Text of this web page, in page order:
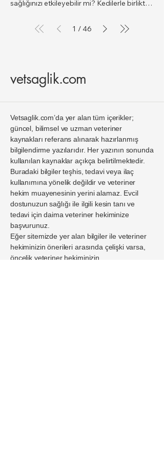
1 /46
vetsaglik.com
Vetsaglik.com’da yer alan tüm içerikler;
güncel, bilimsel ve uzman veteriner
kaynakları referans alınarak hazırlanmış
bilgilendirme yazılarıdır. Her yazının sonunda
kullanılan kaynaklar açıkça belirtilmektedir.
Buradaki bilgiler teşhis, tedavi veya ilaç
kullanımına yönelik değildir ve veteriner
hekim muayenesinin yerini alamaz. Evcil
dostunuzun sağlığı ile ilgili kesin tanı ve
tedavi için daima veteriner hekiminize
başvurunuz.
Eğer sitemizde yer alan bilgiler ile veteriner
hekiminizin önerileri arasında çelişki varsa,
öncelik veteriner hekiminizin